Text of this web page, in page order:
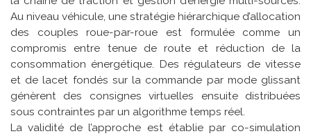
Au niveau véhicule, une stratégie hiérarchique d’allocation
des couples roue-par-roue est formulée comme un
compromis entre tenue de route et réduction de la
consommation énergétique. Des régulateurs de vitesse
et de lacet fondés sur la commande par mode glissant
génèrent des consignes virtuelles ensuite distribuées
sous contraintes par un algorithme temps réel.
La validité de l’approche est établie par co-simulation